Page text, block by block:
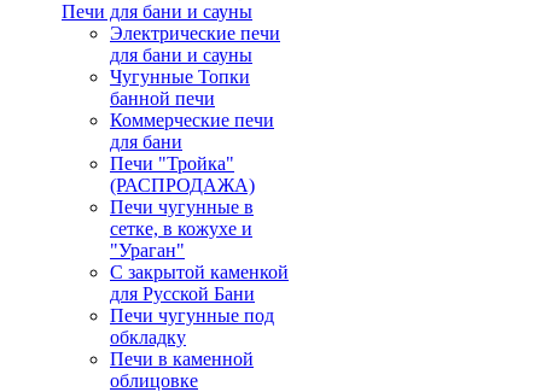
Печи для бани и сауны
Электрические печи
для бани и сауны
Чугунные Топки
банной печи
Коммерческие печи
для бани
Печи "Тройка"
(РАСПРОДАЖА)
Печи чугунные в
сетке, в кожухе и
"Ураган"
С закрытой каменкой
для Русской Бани
Печи чугунные под
обкладку
Печи в каменной
облицовке